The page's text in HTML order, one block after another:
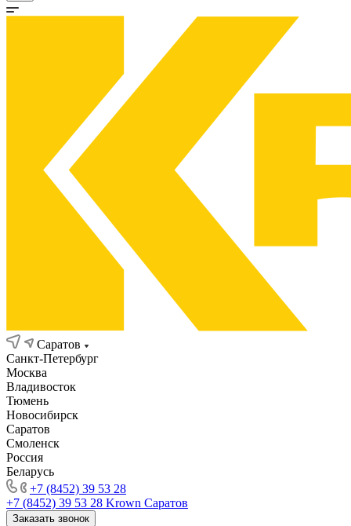
Саратов
Санкт-Петербург
Москва
Владивосток
Тюмень
Новосибирск
Саратов
Смоленск
Россия
Беларусь
+7 (8452) 39 53 28
+7 (8452) 39 53 28 Krown Саратов
Заказать звонок